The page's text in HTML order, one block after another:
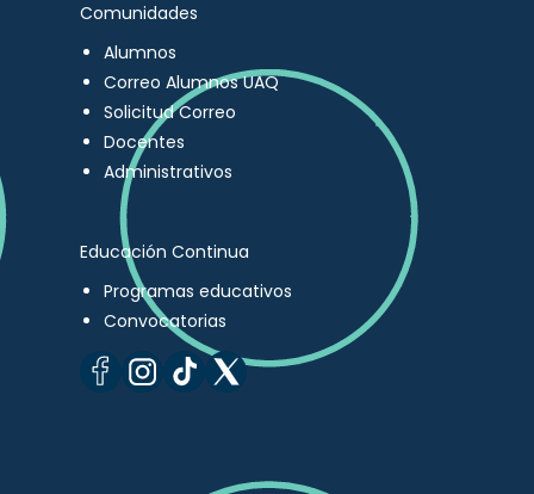
Comunidades
Alumnos
Correo Alumnos UAQ
Solicitud Correo
Docentes
Administrativos
Educación Continua
Programas educativos
Convocatorias